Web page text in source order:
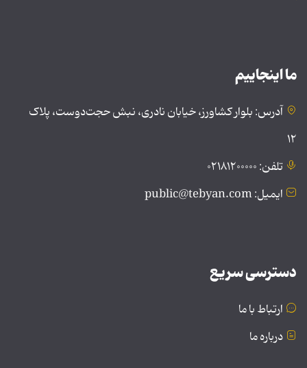
ما اینجاییم
آدرس: بلوار کشاورز، خیابان نادری، نبش حجت‌دوست، پلاک
۱۲
تلفن: ۰۲۱۸۱۲۰۰۰۰۰
ایمیل: public@tebyan.com
دسترسی سریع
ارتباط با ما
درباره ما